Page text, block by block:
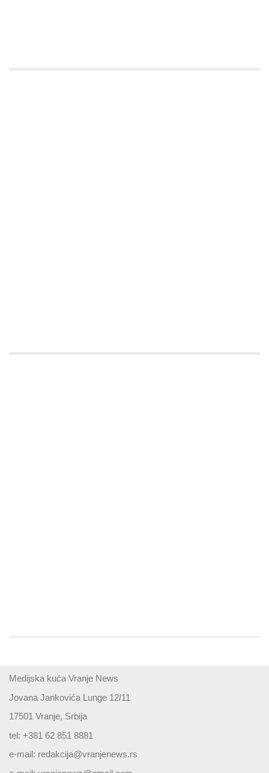
Medijska kuća Vranje News
Jovana Jankovića Lunge 12/11
17501 Vranje, Srbija
tel: +381 62 851 8881
e-mail: redakcija@vranjenews.rs